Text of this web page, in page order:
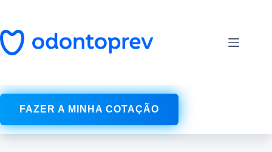
conteúdo
FAZER A MINHA COTAÇÃO